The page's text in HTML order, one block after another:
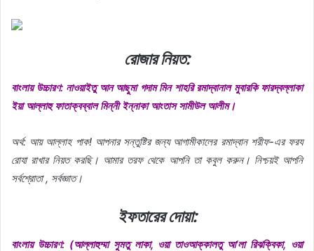
রোজার নিয়ত:
বাংলায় উচ্চারণ: নাওয়াইতু আন আছুমা গদাম মিন শাহরি রমাদ্বানাল মুবারকি ফারদ্বল্লাকা
ইয়া আল্লাহু ফাতাক্বব্বাল মিন্নী ইন্নাকা আংতাস সামীউল আলীম।
অর্থ: আয় আল্লাহ পাক! আপনার সন্তুষ্টির জন্য আগামীকালের রমাদ্বান শরীফ-এর ফরয
রোযা রাখার নিয়ত করছি। আমার তরফ থেকে আপনি তা কবুল করুন। নিশ্চয়ই আপনি
সর্বশ্রোতা , সর্বজ্ঞাত।
ইফতারের দোয়া:
বাংলায় উচ্চারণ: (আল্লাহুম্মা সুমতু লাকা, ওয়া তাওআক্কালতু আ‘লা রিঝক্বিকা, ওয়া